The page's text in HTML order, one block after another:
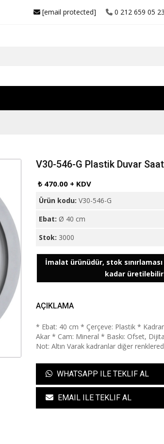
0 212 659 05 23
[email protected]
V30-546-G Plastik Duvar
₺ 470.00 + KDV
Ürün kodu:V30-546-G
Ebat: Ø 40 cm
Stok: 3000
İmalat ürünüdür, stok
kadar
AÇIKLAMA
* Ebat: 40 cm * Çerçeve: Plastik *
Akar * Cam: Mineral * Baskı: Ofset,
Not: Altın Varak kadranlar diğer
WHATSAPP ILE TEKLIF AL
EMAIL ILE TEKLIF AL